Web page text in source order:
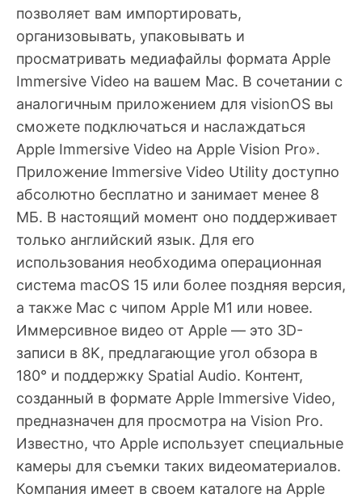
позволяет вам импортировать,
организовывать, упаковывать и
просматривать медиафайлы формата Apple
Immersive Video на вашем Mac. В сочетании с
аналогичным приложением для visionOS вы
сможете подключаться и наслаждаться
Apple Immersive Video на Apple Vision Pro».
Приложение Immersive Video Utility доступно
абсолютно бесплатно и занимает менее 8
МБ. В настоящий момент оно поддерживает
только английский язык. Для его
использования необходима операционная
система macOS 15 или более поздняя версия,
а также Mac с чипом Apple M1 или новее.
Иммерсивное видео от Apple — это 3D-
записи в 8K, предлагающие угол обзора в
180° и поддержку Spatial Audio. Контент,
созданный в формате Apple Immersive Video,
предназначен для просмотра на Vision Pro.
Известно, что Apple использует специальные
камеры для съемки таких видеоматериалов.
Компания имеет в своем каталоге на Apple